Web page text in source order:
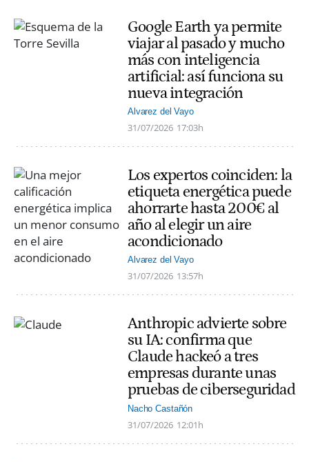
Google Earth ya permite
viajar al pasado y mucho
más con inteligencia
artificial: así funciona su
nueva integración
Alvarez del Vayo
31/07/2026 17:03h
Los expertos coinciden: la
etiqueta energética puede
ahorrarte hasta 200€ al
año al elegir un aire
acondicionado
Alvarez del Vayo
31/07/2026 13:57h
Anthropic advierte sobre
su IA: confirma que
Claude hackeó a tres
empresas durante unas
pruebas de ciberseguridad
Nacho Castañón
31/07/2026 12:01h